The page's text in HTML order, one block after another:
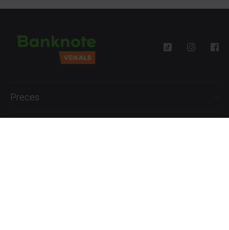
Preces